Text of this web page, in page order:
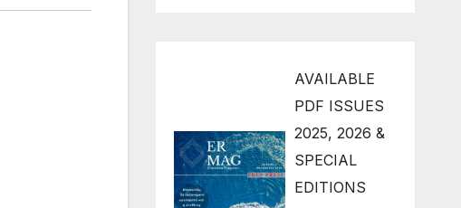
AVAILABLE
PDF ISSUES
2025, 2026 &
SPECIAL
EDITIONS